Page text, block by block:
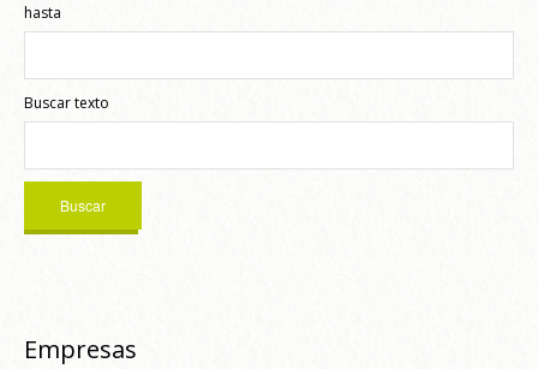
hasta
Buscar texto
Empresas